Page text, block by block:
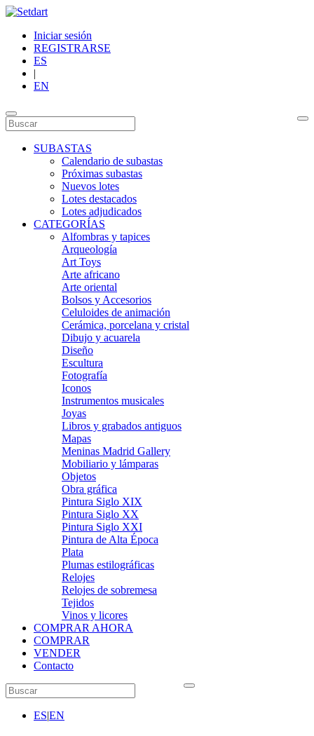
Iniciar sesión
REGISTRARSE
ES
|
EN
SUBASTAS
Calendario de subastas
Próximas subastas
Nuevos lotes
Lotes destacados
Lotes adjudicados
CATEGORÍAS
Alfombras y tapices
Arqueología
Art Toys
Arte africano
Arte oriental
Bolsos y Accesorios
Celuloides de animación
Cerámica, porcelana y cristal
Dibujo y acuarela
Diseño
Escultura
Fotografía
Iconos
Instrumentos musicales
Joyas
Libros y grabados antiguos
Mapas
Meninas Madrid Gallery
Mobiliario y lámparas
Objetos
Obra gráfica
Pintura Siglo XIX
Pintura Siglo XX
Pintura Siglo XXI
Pintura de Alta Época
Plata
Plumas estilográficas
Relojes
Relojes de sobremesa
Tejidos
Vinos y licores
COMPRAR AHORA
COMPRAR
VENDER
Contacto
ES|EN